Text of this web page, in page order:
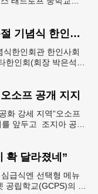
첫 회관 공동사용...광복절 기념식 한인회관서
한인회관 한인사회
인회(회장 박은석·
소프 공개 지지
화 강세 지역“오소프
앞두고 조지아 공화
확 달라졌네”
급식엔 선택형 메뉴
립학교(GCPS)의 급